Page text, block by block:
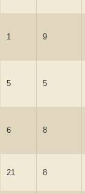
1 9
5 5
6 8
21 8